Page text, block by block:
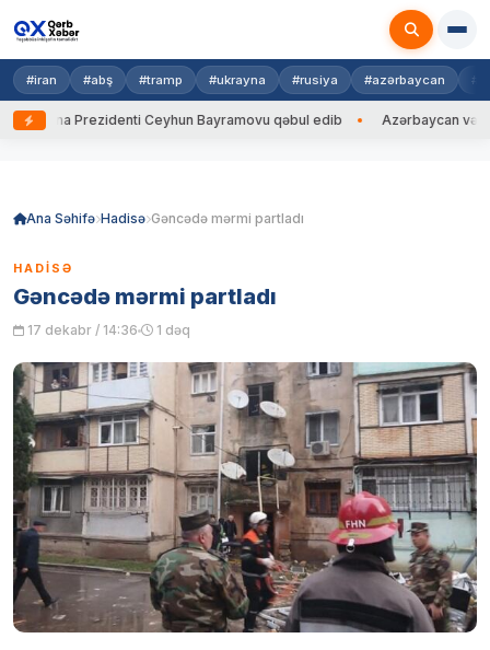
#iran #abş #tramp #ukrayna #rusiya #azərbaycan
Prezidenti Ceyhun Bayramovu qəbul edib Azərbaycan və
Ana Səhifə Hadisə Gəncədə mərmi partladı
HADISƏ
Gəncədə mərmi partladı
17 dekabr / 14:36 1 dəq